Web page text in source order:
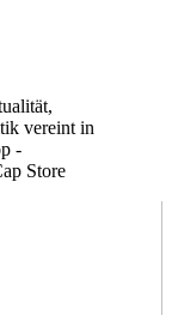
vereint in
-
Store